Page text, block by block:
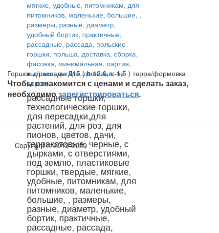
рассадные горшки,
технологические горшки,
для пересадки,для
растений, для роз, для
пионов, цветов, дачи,
терракотовые, черные, с
дырками, с отверстиями,
под землю, пластиковые
горшки, твердые, мягкие,
удобные, питомникам, для
питомников, маленькие,
большие, , размеры,
разные, диаметр, удобный
бортик, практичные,
рассадные, рассада,
Горшок д/рассады Д15 ( h-12,0, v-1,5 ) терра/формовка
Чтобы ознакомится с ценами и сделать заказ,
необходимозарегистрироваться.
Copyright © 2013-2020